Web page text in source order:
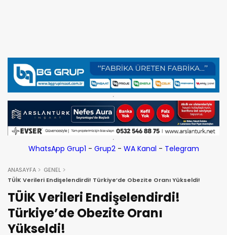
WhatsApp Grup1 - Grup2- WA Kanal - Telegram
ANASAYFA
GENEL
TÜİK Verileri Endişelendirdi! Türkiye’de Obezite Oranı Yükseldi!
TÜİK Verileri Endişelendirdi!
Türkiye’de Obezite Oranı
Yükseldi!